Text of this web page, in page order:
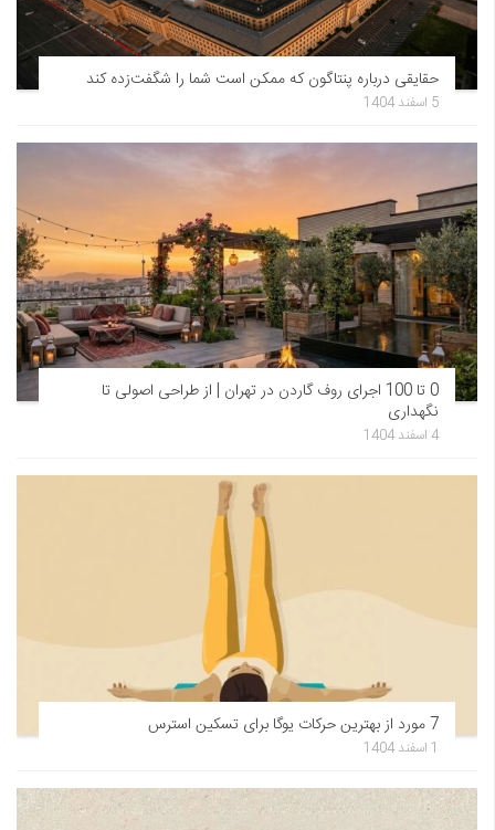
حقایقی درباره پنتاگون که ممکن است شما را شگفت‌زده کند
5 اسفند 1404
0 تا 100 اجرای روف گاردن در تهران | از طراحی اصولی تا
نگهداری
4 اسفند 1404
7 مورد از بهترین حرکات یوگا برای تسکین استرس
1 اسفند 1404